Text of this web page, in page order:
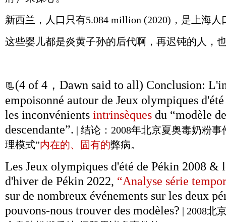
新西兰，人口只有5.084 million (2020)，是上海人
这些婴儿都是炎黄子孙的后代啊，再迟钝的人，
📃(4 of 4，Dawn said to all) Conclusion:
empoisonné autour de Jeux olympiques
les inconvénients intrinsèques du “modèle
descendante”. | 结论：2008年北京夏奥毒奶粉事
理模式”内在的、固有的弊病。
Les Jeux olympiques d'été de Pékin 2008 &
d'hiver de Pékin 2022, “Analyse série
sur de nombreux événements sur les deux
pouvons-nous trouver des modèles? | 2008北